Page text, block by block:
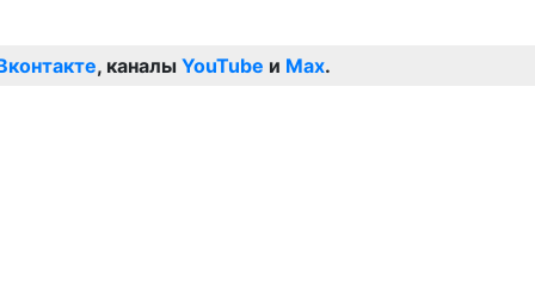
, каналы YouTube и Max.